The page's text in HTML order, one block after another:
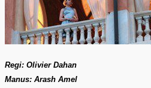
Regi: Olivier Dahan
Manus: Arash Amel